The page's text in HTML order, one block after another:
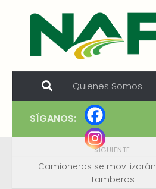
Skip to content
Quienes Somos
SÍGANOS:
SIGUIENTE
Camioneros se
tamberos